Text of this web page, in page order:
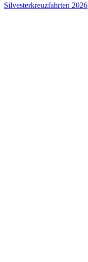
Silvesterkreuzfahrten 2026